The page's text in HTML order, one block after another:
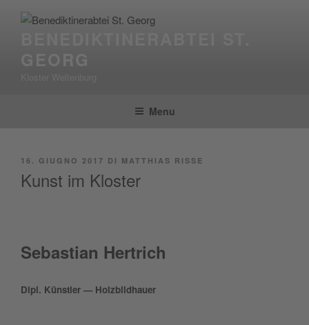
Menu
PUBBLICATO
16. GIUGNO 2017 DI MATTHIAS RISSE
Kunst im Kloster
Seba­stian Hertrich
Dipl. Kün­stler — Holzbildhauer